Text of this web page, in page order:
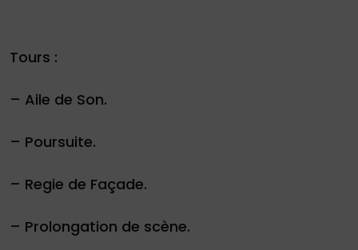
Tours :
– Aile de Son.
– Poursuite.
– Regie de Façade.
– Prolongation de scène.
de
34